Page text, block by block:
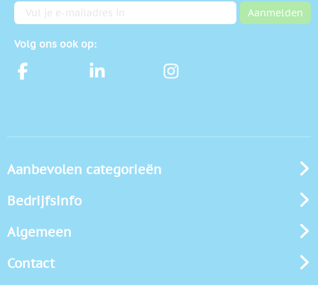
E-mailadres Aanmelden
Volg ons ook op:
Aanbevolen categorieën
Bedrijfsinfo
Algemeen
Contact